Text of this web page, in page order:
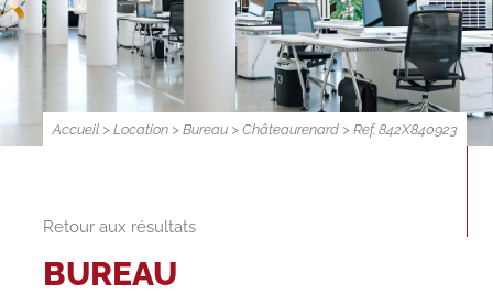
Accueil >Location >Bureau >Châteaurenard > Ref. 842X840923
Retour aux résultats
BUREAU